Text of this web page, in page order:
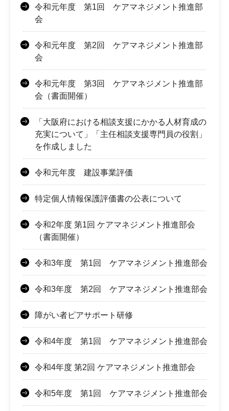
令和元年度 第1回 ケアマネジメント推進部
会
令和元年度 第2回 ケアマネジメント推進部
会
令和元年度 第3回 ケアマネジメント推進部
会（書面開催）
「大阪府における相談支援にかかる人材育成の
充実について」「主任相談支援専門員の役割」
を作成しました
令和元年度 建設事業評価
特定個人情報保護評価書の公表について
令和2年度 第1回 ケアマネジメント推進部会
（書面開催）
令和3年度 第1回 ケアマネジメント推進部会
令和3年度 第2回 ケアマネジメント推進部会
障がい者ピアサポート研修
令和4年度 第1回 ケアマネジメント推進部会
令和4年度 第2回 ケアマネジメント推進部会
令和5年度 第1回 ケアマネジメント推進部会